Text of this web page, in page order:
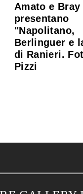
Amato e Bray
presentano
"Napolitano,
Berlinguer e
di Ranieri.
Pizzi